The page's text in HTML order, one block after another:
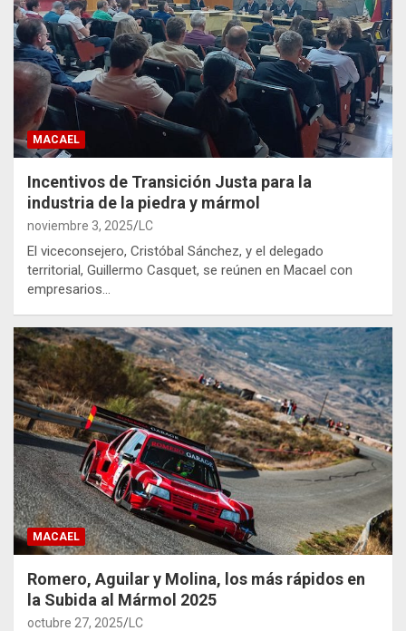
MACAEL
Incentivos de Transición Justa para la
industria de la piedra y mármol
noviembre 3, 2025 LC
El viceconsejero, Cristóbal Sánchez, y el delegado
territorial, Guillermo Casquet, se reúnen en Macael con
empresarios…
MACAEL
Romero, Aguilar y Molina, los más rápidos en
la Subida al Mármol 2025
octubre 27, 2025 LC